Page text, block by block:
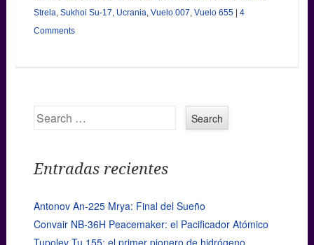
Strela Sukhoi Su-17 Ucrania Vuelo 007 Vuelo 655 | 4
Comments
Search
Entradas recientes
Antonov An-225 Mrya: Final del Sueño
Convair NB-36H Peacemaker: el Pacificador Atómico
Tupolev Tu 155: el primer pionero de hidrógeno